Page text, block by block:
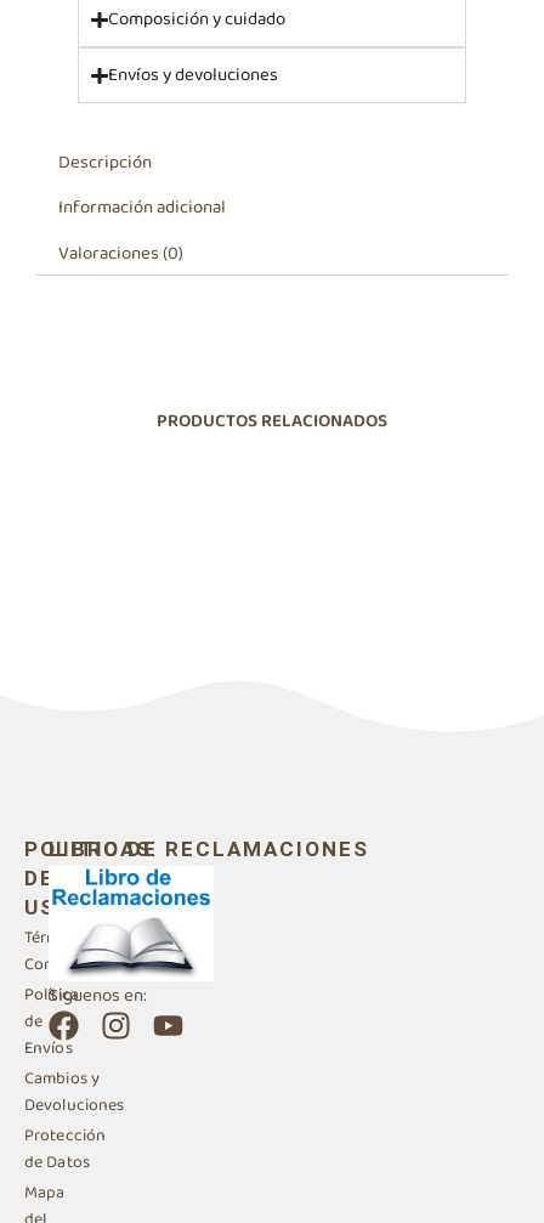
Composición y cuidado
Envíos y devoluciones
Descripción
Información adicional
Valoraciones (0)
PRODUCTOS RELACIONADOS
POLITICAS
DE
USO
Términos y
Condiciones
Política
de
Envíos
Cambios y
Devoluciones
Protección
de Datos
Mapa
LIBRO DE RECLAMACIONES
Siguenos en:
F
a
c
e
b
o
o
I
n
t
Y